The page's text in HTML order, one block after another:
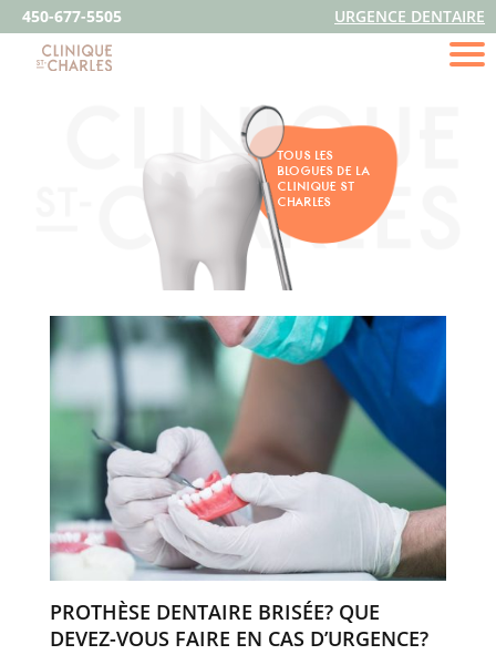
450-677-5505 URGENCE DENTAIRE
TOUS LES
BLOGUES DE LA
CLINIQUE ST
CHARLES
PROTHÈSE DENTAIRE BRISÉE? QUE
DEVEZ-VOUS FAIRE EN CAS D’URGENCE?